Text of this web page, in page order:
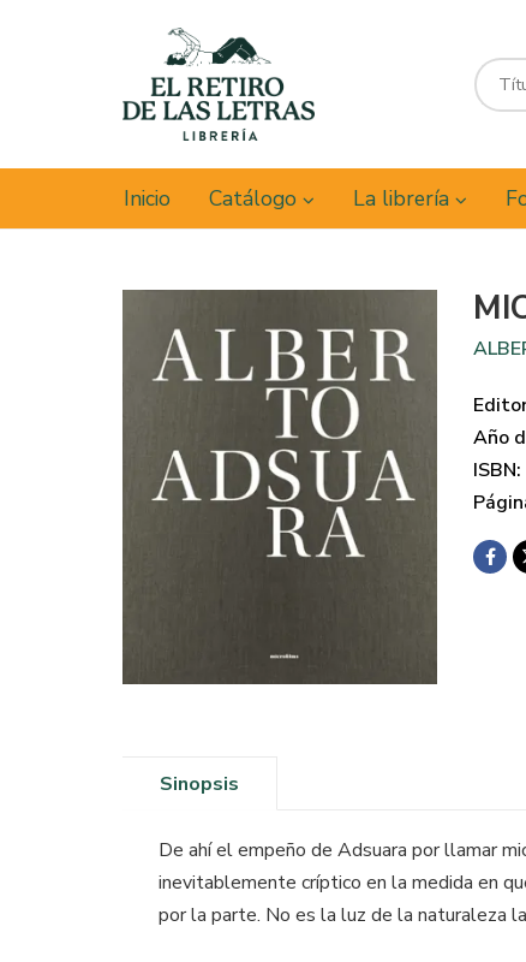
Inicio Catálogo La librería
Año
ISBN:
Sinopsis
De ahí el empeño de Adsuara por llamar
inevitablemente críptico en la medida en
por la parte. No es la luz de la naturaleza